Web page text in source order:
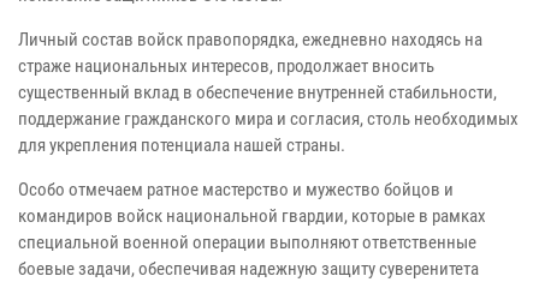
Личный состав войск правопорядка, ежедневно находясь на
страже национальных интересов, продолжает вносить
существенный вклад в обеспечение внутренней стабильности,
поддержание гражданского мира и согласия, столь необходимых
для укрепления потенциала нашей страны.
Особо отмечаем ратное мастерство и мужество бойцов и
командиров войск национальной гвардии, которые в рамках
специальной военной операции выполняют ответственные
боевые задачи, обеспечивая надежную защиту суверенитета